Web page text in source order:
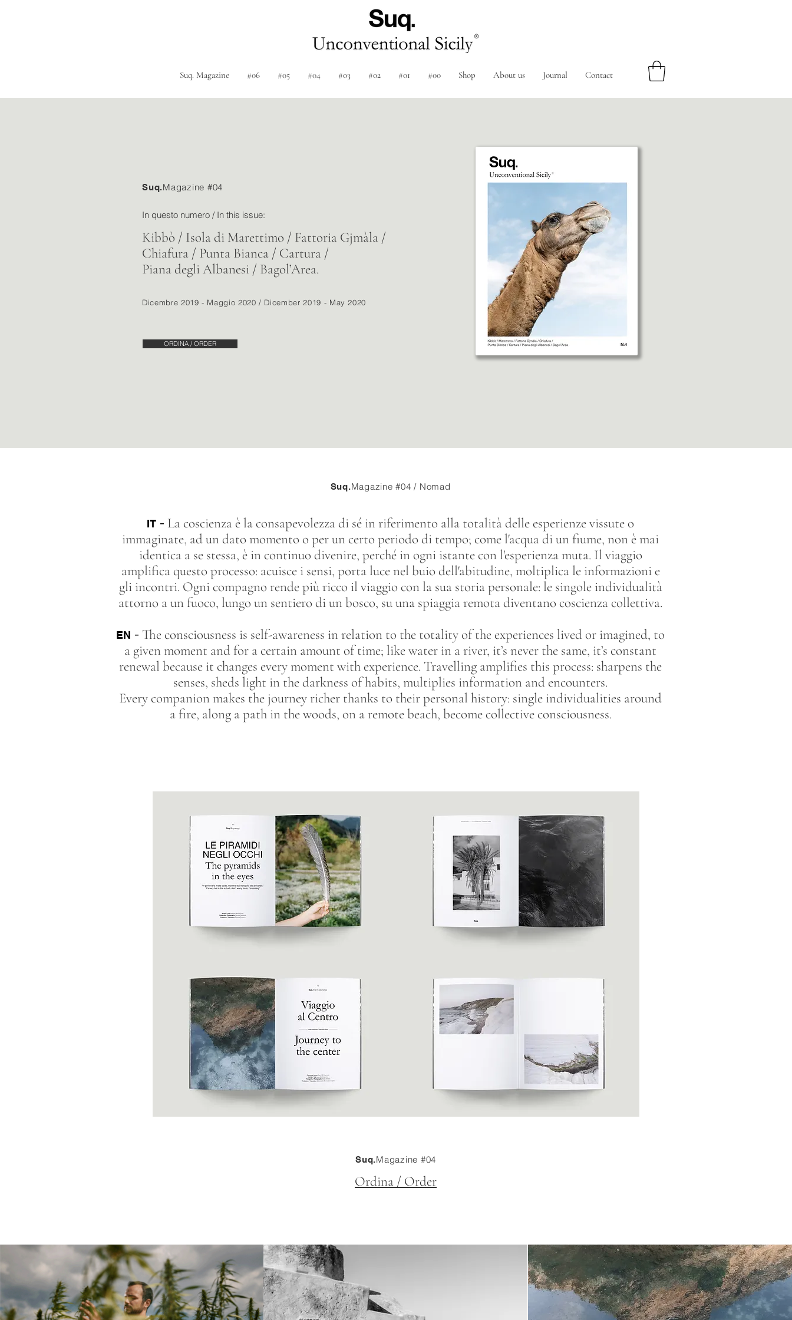
Suq. Magazine #06 #05 #04 #03 #02 #01 #00 Shop About us Journal Contact
Suq.Magazine #04
In questo numero / In this issue:
Kibbò / Isola di Marettimo / Fattoria Gjmàla /
Chiafura / Punta Bianca / Cartura /
Piana degli Albanesi / Bagol’Area.
Dicembre 2019 - Maggio 2020 / Dicember 2019 - May 2020
ORDINA / ORDER
Suq.Magazine #04 / Nomad
IT - La coscienza è la consapevolezza di sé in riferimento alla totalità delle esperienze vissute o
immaginate, ad un dato momento o per un certo periodo di tempo; come l'acqua di un fiume, non è mai
identica a se stessa, è in continuo divenire, perché in ogni istante con l'esperienza muta. Il viaggio
amplifica questo processo: acuisce i sensi, porta luce nel buio dell'abitudine, moltiplica le informazioni e
gli incontri. Ogni compagno rende più ricco il viaggio con la sua storia personale: le singole individualità
attorno a un fuoco, lungo un sentiero di un bosco, su una spiaggia remota diventano coscienza collettiva.
EN - The consciousness is self-awareness in relation to the totality of the experiences lived or imagined, to
a given moment and for a certain amount of time; like water in a river, it’s never the same, it’s constant
renewal because it changes every moment with experience. Travelling amplifies this process: sharpens the
senses, sheds light in the darkness of habits, multiplies information and encounters.
Every companion makes the journey richer thanks to their personal history: single individualities around
a fire, along a path in the woods, on a remote beach, become collective consciousness.
Suq.Magazine #04
Ordina / Order